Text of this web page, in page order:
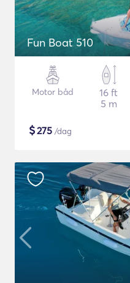
Fun Boat 510
Motor båd
16 ft
5 m
$275 /dag